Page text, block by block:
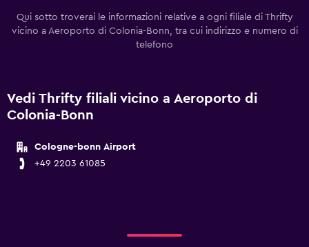
Qui sotto troverai le informazioni relative a ogni filiale di Thrifty
vicino a Aeroporto di Colonia-Bonn, tra cui indirizzo e numero di
telefono
Vedi Thrifty filiali vicino a Aeroporto di
Colonia-Bonn
Cologne-bonn Airport
+49 2203 61085